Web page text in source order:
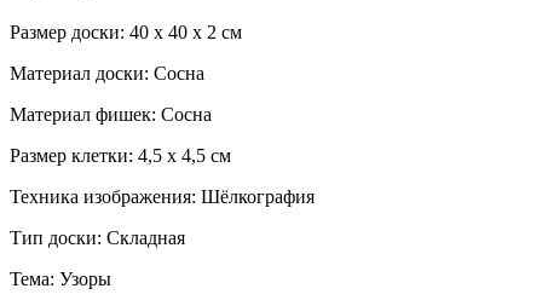
Размер доски: 40 x 40 x 2 см
Материал доски: Сосна
Материал фишек: Сосна
Размер клетки: 4,5 x 4,5 см
Техника изображения: Шёлкография
Тип доски: Складная
Тема: Узоры